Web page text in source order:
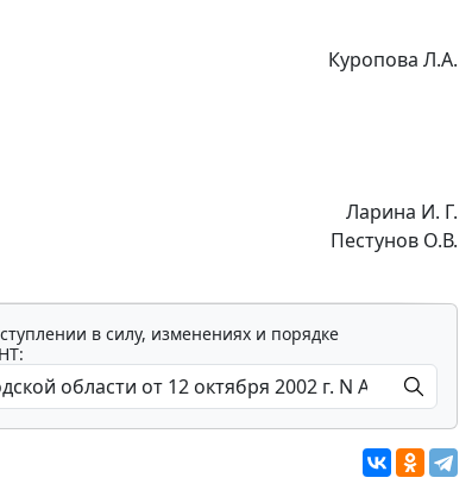
Куропова Л.А.
Ларина И. Г.
Пестунов О.В.
в силу, изменениях и порядке